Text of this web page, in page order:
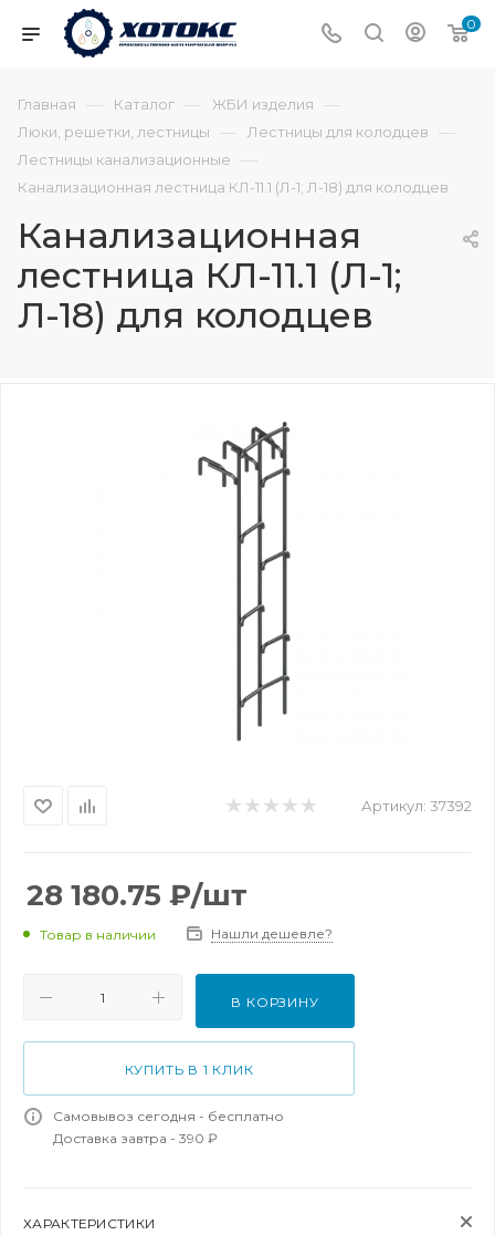
0
Главная — Каталог — ЖБИ изделия —
Люки, решетки, лестницы — Лестницы для колодцев —
Лестницы канализационные —
Канализационная лестница КЛ-11.1 (Л-1; Л-18) для колодцев
Канализационная
лестница КЛ-11.1 (Л-1;
Л-18) для колодцев
Артикул: 37392
28 180.75 ₽/шт
Товар в наличии Нашли дешевле?
В КОРЗИНУ
КУПИТЬ В 1 КЛИК
Самовывоз сегодня - бесплатно
Доставка завтра - 390 ₽
ХАРАКТЕРИСТИКИ